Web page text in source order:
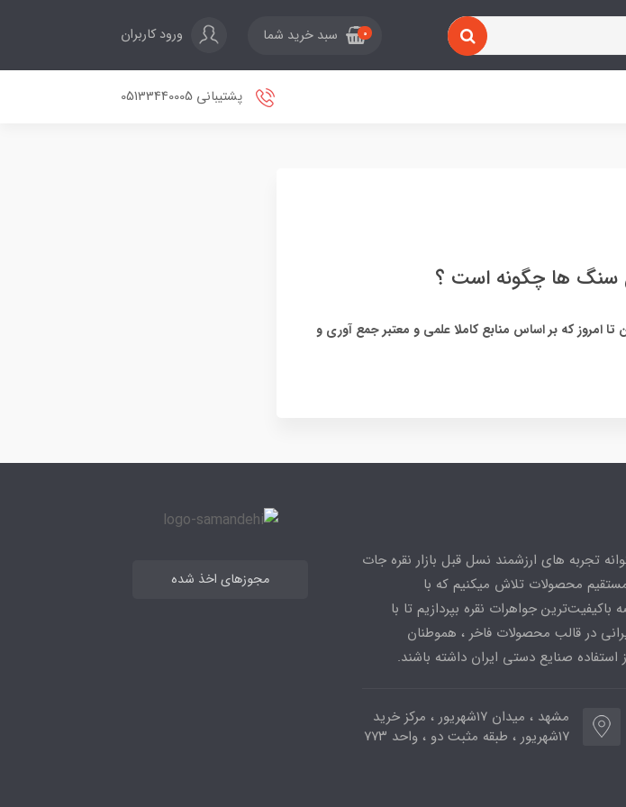
0 سبد خرید شما ورود کاربران
پشتیبانی 05133440005
ها چگونه است ؟
که بر اساس منابع کاملا علمی و معتبر جمع آوری و
تجربه های ارزشمند نسل قبل بازار نقره جات
مستقیم محصولات تلاش میکنیم که با
جواهرات نقره بپردازیم تا با
در قالب محصولات فاخر ، هموطنان
صنایع دستی ایران داشته باشند.
مشهد ، میدان ۱۷شهریور ، مرکز خرید
۱۷شهریور ، طبقه مثبت دو ، واحد ۷۷۳
مجوزهای اخذ شده